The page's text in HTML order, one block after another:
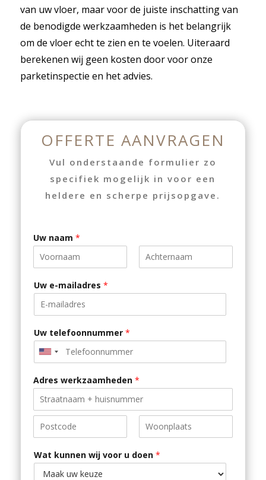
van uw vloer, maar voor de juiste inschatting van
de benodigde werkzaamheden is het belangrijk
om de vloer echt te zien en te voelen. Uiteraard
berekenen wij geen kosten door voor onze
parketinspectie en het advies.
OFFERTE AANVRAGEN
Vul onderstaande formulier zo
specifiek mogelijk in voor een
heldere en scherpe prijsopgave.
Uw naam *
o
o
a
m
h
a
Uw e-mailadres *
Uw telefoonnummer *
U
i
e
d
S
t
Adres werkzaamheden *
A
e
s
i
t
t
a
Wat kunnen wij voor u doen *